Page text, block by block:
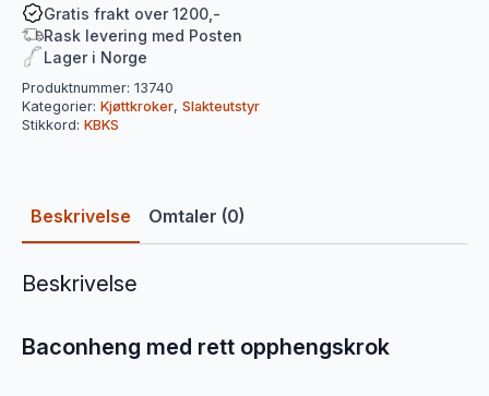
antallGratis frakt over 1200,-
Rask levering med Posten
Lager i Norge
Produktnummer: 13740
Kategorier: Kjøttkroker, Slakteutstyr
Stikkord: KBKS
Beskrivelse Omtaler (0)
Beskrivelse
Baconheng med rett opphengskrok